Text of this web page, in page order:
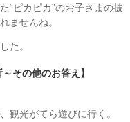
“ピカピカ”のお子さまの披
ませんね。
た。
その他のお答え】
観光がてら遊びに行く。